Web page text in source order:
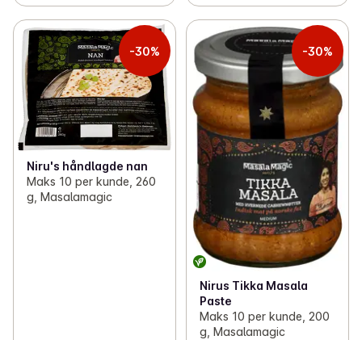
-30%
Niru's håndlagde nan
Maks 10 per kunde, 260
g, Masalamagic
-30%
Nirus Tikka Masala
Paste
Maks 10 per kunde, 200
g, Masalamagic